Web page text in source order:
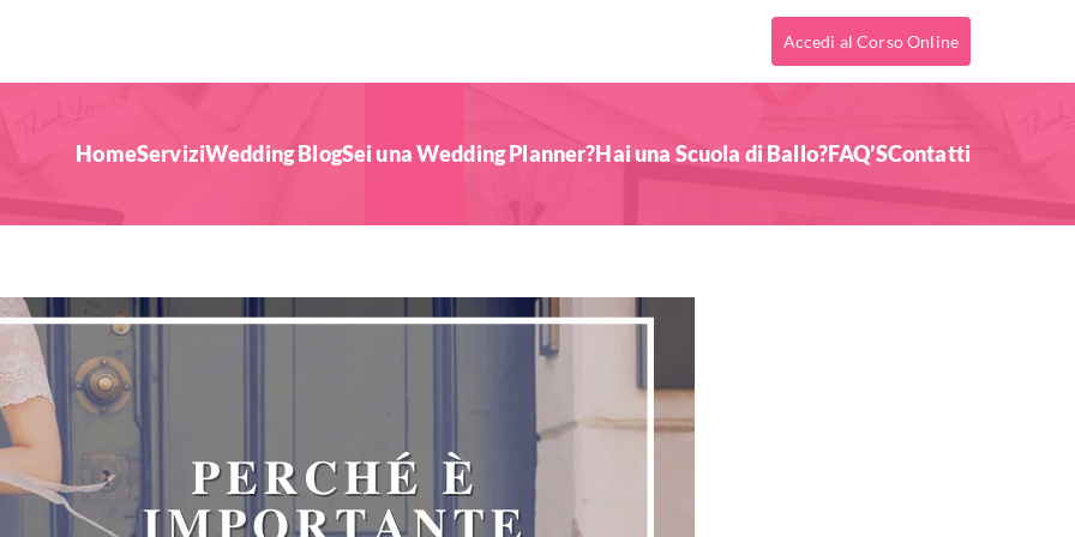
Accedi al Corso Online
HomeServiziWedding BlogSei una Wedding Planner?Hai una Scuola di Ballo?FAQ’SContatti